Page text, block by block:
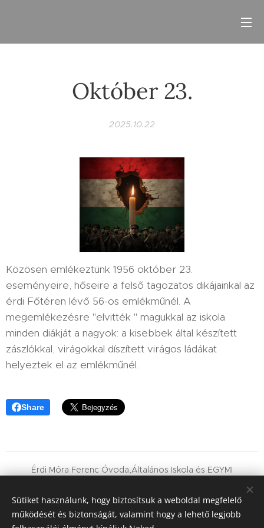
Október 23.
2025.10.22
Közösen emlékeztünk 1956 október 23.
eseményeire, hőseire a felső tagozatos dikájainkal az
érdi Főtéren lévő 56-os emlékműnél. A
megemlékezésre "elvitték " magukkal az iskola
minden diákját a nagyok: a kisebbek által készített
zászlókkal, virágokkal díszített virágos ládákat
helyeztek el az emlékműnél.
Share
Érdi Móra Ferenc Óvoda,Általános Iskola és EGYMI
Érd, Holló tér 1.
06-23-365-483
Sütiket használunk, hogy biztosítsuk a weboldal megfelelő
működését és biztonságát, valamint hogy a lehető legjobb